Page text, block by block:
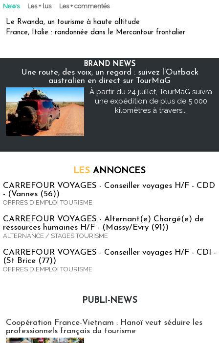
News Les + lus Les + commentés
Le Rwanda, un tourisme à haute altitude
France, Italie : randonnée dans le Mercantour frontalier
BRAND NEWS
Une route, des voix, un regard : suivez l’Outback
australien en direct sur TourMaG
À partir du 24 juillet, TourMaG suivra
une expédition de plus de 5 000
kilomètres à travers...
LES ANNONCES
CARREFOUR VOYAGES - Conseiller voyages H/F - CDD
- (Vannes (56))
OFFRES D'EMPLOI TOURISME
CARREFOUR VOYAGES - Alternant(e) Chargé(e) de
ressources humaines H/F - (Massy/Evry (91))
ALTERNANCE / STAGES TOURISME
CARREFOUR VOYAGES - Conseiller voyages H/F - CDI -
(St Brice (77))
OFFRES D'EMPLOI TOURISME
PUBLI-NEWS
Coopération France-Vietnam : Hanoï veut séduire les
professionnels français du tourisme